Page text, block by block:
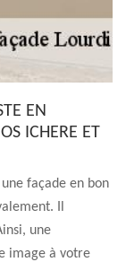
EN
ICHERE ET
façade en bon
Il
une
image à votre